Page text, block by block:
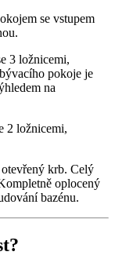
se vstupem
3 ložnicemi,
pokoje je
na
2 ložnicemi,
krb. Celý
oplocený
bazénu.